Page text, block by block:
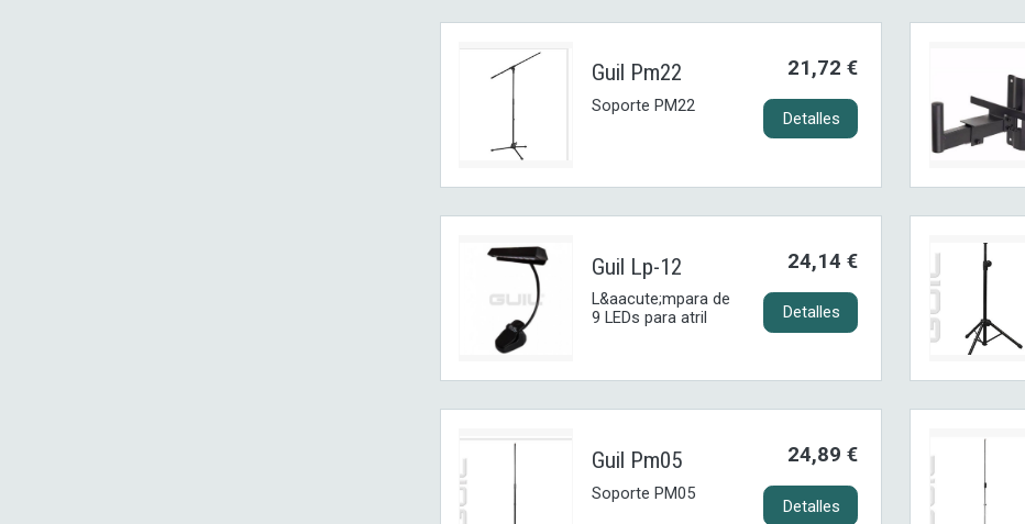
Guil Pm22
Soporte PM22
21,72 €
Detalles
Guil Lp-12
L&aacute;mpara de
9 LEDs para atril
24,14 €
Detalles
Guil Pm05
Soporte PM05
24,89 €
Detalles